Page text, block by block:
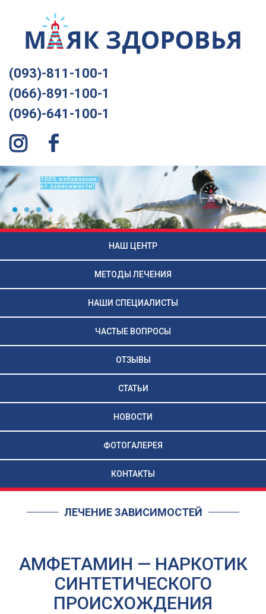
(093)-811-100-1
(066)-891-100-1
(096)-641-100-1
НАШ ЦЕНТР
МЕТОДЫ ЛЕЧЕНИЯ
НАШИ СПЕЦИАЛИСТЫ
ЧАСТЫЕ ВОПРОСЫ
ОТЗЫВЫ
СТАТЬИ
НОВОСТИ
ФОТОГАЛЕРЕЯ
КОНТАКТЫ
ЛЕЧЕНИЕ ЗАВИСИМОСТЕЙ
АМФЕТАМИН — НАРКОТИК
СИНТЕТИЧЕСКОГО
ПРОИСХОЖДЕНИЯ